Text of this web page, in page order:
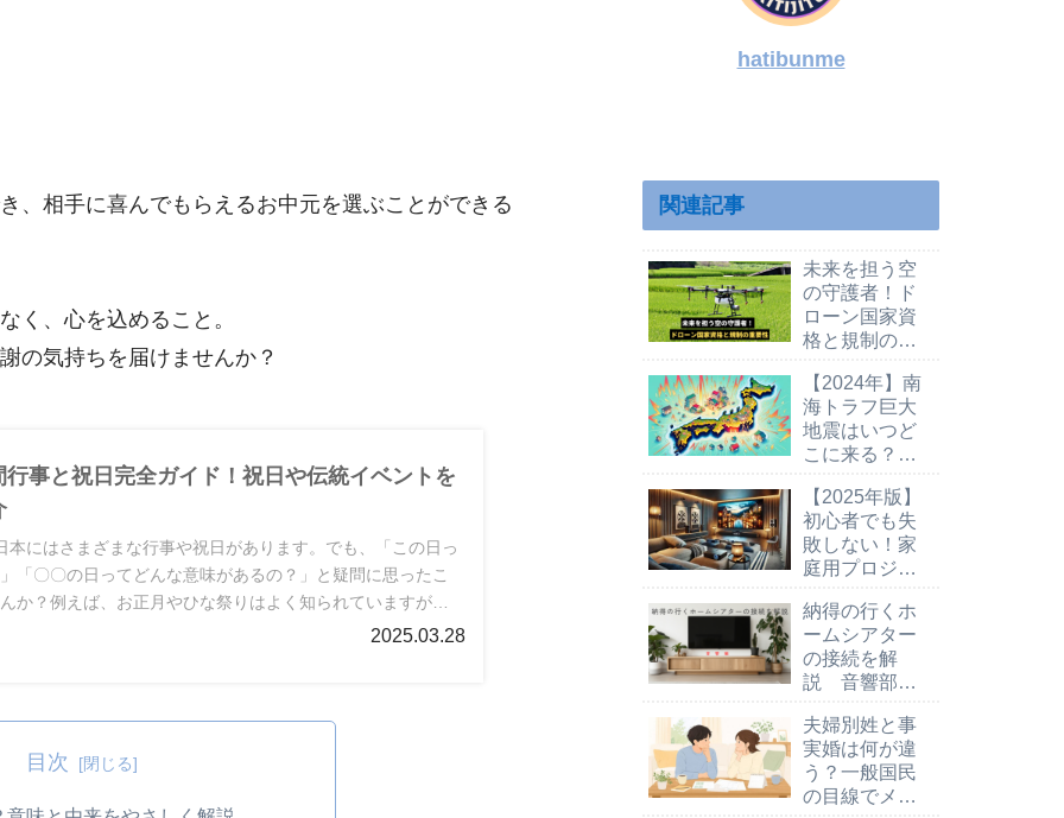
、相手に喜んでもらえるお中元を選ぶことができる
く、心を込めること。
の気持ちを届けませんか？
行事と祝日完全ガイド！祝日や伝統イベントを
本にはさまざまな行事や祝日があります。でも、「この日っ
「〇〇の日ってどんな意味があるの？」と疑問に思ったこ
か？例えば、お正月やひな祭りはよく知られていますが、
の日の由来を知らない人も多いですよね。さらに、最近で
2025.03.28
目次
hatibunme
関連記事
未来を担う空
の守護者！ド
ローン国家資
格と規制の重
【2024年】南
海トラフ巨大
地震はいつど
こに来る？そ
識と知恵
【2025年版】
初心者でも失
敗しない！家
庭用プロジェ
方とおすすめ
モデル
納得の行くホ
ームシアター
の接続を解
説 音響部分
夫婦別姓と事
実婚は何が違
う？一般国民
の目線でメリ